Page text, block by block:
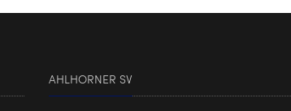
AHLHORNER SV